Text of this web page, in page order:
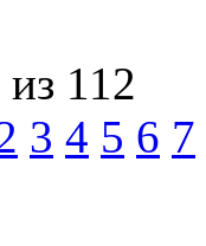
112
3 4 5 6 7